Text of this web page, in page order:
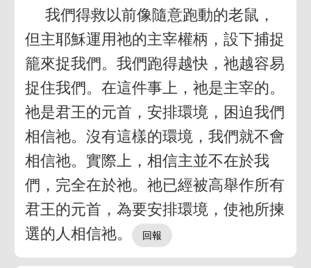
我們得救以前像隨意跑動的老鼠，
但主耶穌運用祂的主宰權柄，設下捕捉
籠來捉我們。我們跑得越快，祂越容易
捉住我們。在這件事上，祂是主宰的。
祂是君王的元首，安排環境，困迫我們
相信祂。沒有這樣的環境，我們就不會
相信祂。實際上，相信主並不在於我
們，完全在於祂。祂已經被高舉作所有
君王的元首，為要安排環境，使祂所揀
選的人相信祂。